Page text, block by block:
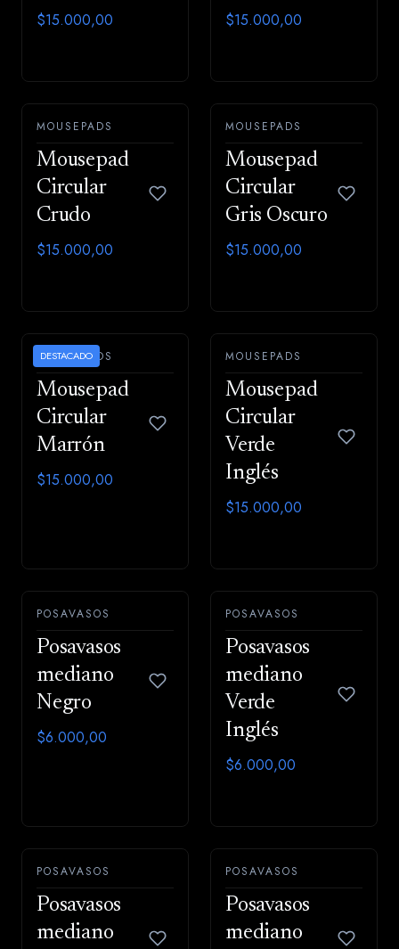
$15.000,00 $15.000,00
MOUSEPADS
Mousepad
Circular
Crudo
$15.000,00
MOUSEPADS
Mousepad
Circular
Gris Oscuro
$15.000,00
DESTACADO
MOUSEPADS
Mousepad
Circular
Marrón
$15.000,00
MOUSEPADS
Mousepad
Circular
Verde
Inglés
$15.000,00
POSAVASOS
Posavasos
mediano
Negro
$6.000,00
POSAVASOS
Posavasos
mediano
Verde
Inglés
$6.000,00
POSAVASOS
Posavasos
mediano
POSAVASOS
Posavasos
mediano